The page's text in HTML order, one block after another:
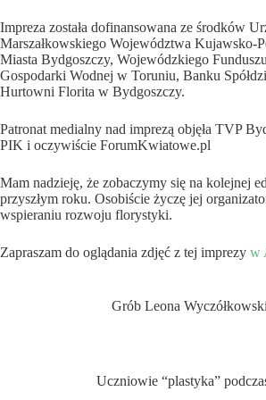
Impreza została dofinansowana ze środków
Marszałkowskiego Województwa Kujawsko-
Miasta Bydgoszczy, Wojewódzkiego
Gospodarki Wodnej w Toruniu, Banku
Hurtowni Florita w Bydgoszczy.
Patronat medialny nad imprezą objęła TVP
PIK i oczywiście ForumKwiatowe.pl
Mam nadzieję, że zobaczymy się na kolejnej
przyszłym roku. Osobiście życzę jej
wspieraniu rozwoju florystyki.
Zapraszam do oglądania zdjęć z tej imprezy w
Grób Leona
Uczniowie “plastyka”